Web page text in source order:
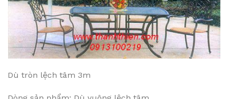
Dù tròn lệch tâm 3m